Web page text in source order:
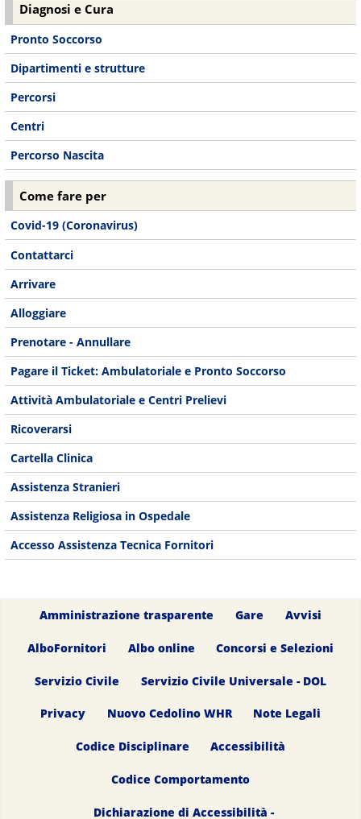
Diagnosi e Cura
Pronto Soccorso
Dipartimenti e strutture
Percorsi
Centri
Percorso Nascita
Come fare per
Covid-19 (Coronavirus)
Contattarci
Arrivare
Alloggiare
Prenotare - Annullare
Pagare il Ticket: Ambulatoriale e Pronto Soccorso
Attività Ambulatoriale e Centri Prelievi
Ricoverarsi
Cartella Clinica
Assistenza Stranieri
Assistenza Religiosa in Ospedale
Accesso Assistenza Tecnica Fornitori
Amministrazione trasparente Gare Avvisi
AlboFornitori Albo online Concorsi e Selezioni
Servizio Civile Servizio Civile Universale - DOL
Privacy Nuovo Cedolino WHR Note Legali
Codice Disciplinare Accessibilità
Codice Comportamento
Dichiarazione di Accessibilità -